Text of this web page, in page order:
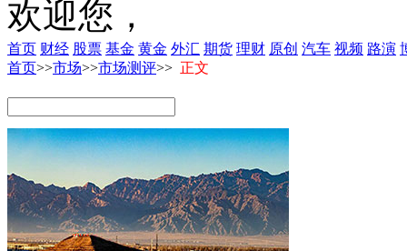
欢迎您，
首页 财经 股票 基金 黄金 外汇 期货 理财 原创 汽车 视频 路演
首页>>市场>>市场测评>> 正文